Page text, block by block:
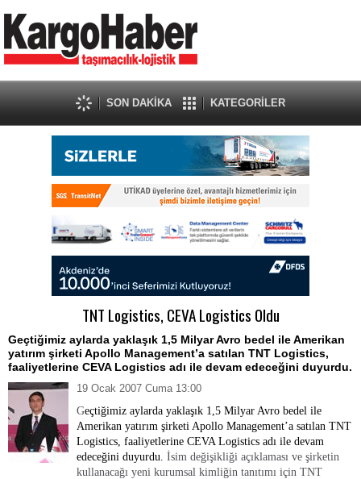
SON DAKİKA KATEGORİLER
TNT Logistics, CEVA Logistics Oldu
Geçtiğimiz aylarda yaklaşık 1,5 Milyar Avro bedel ile Amerikan
yatırım şirketi Apollo Management’a satılan TNT Logistics,
faaliyetlerine CEVA Logistics adı ile devam edeceğini duyurdu.
19 Ocak 2007 Cuma 13:00
Geçtiğimiz aylarda yaklaşık 1,5 Milyar Avro bedel ile
Amerikan yatırım şirketi Apollo Management’a satılan TNT
Logistics, faaliyetlerine CEVA Logistics adı ile devam
edeceğini duyurdu. İsim değişikliği açıklaması ve şirketin
kullanacağı yeni kurumsal kimliğin tanıtımı için TNT